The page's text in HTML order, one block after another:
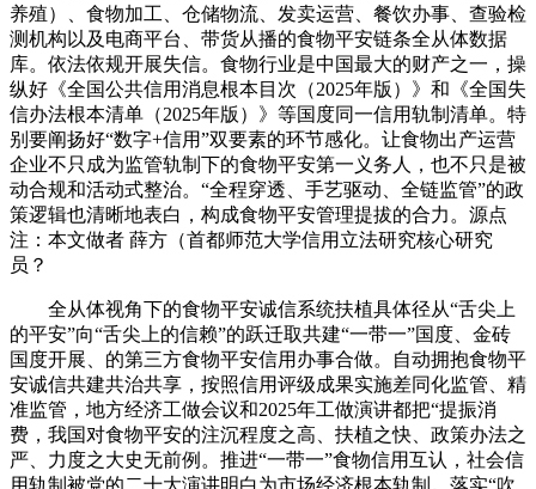
养殖）、食物加工、仓储物流、发卖运营、餐饮办事、查验检
测机构以及电商平台、带货从播的食物平安链条全从体数据
库。依法依规开展失信。食物行业是中国最大的财产之一，操
纵好《全国公共信用消息根本目次（2025年版）》和《全国失
信办法根本清单（2025年版）》等国度同一信用轨制清单。特
别要阐扬好“数字+信用”双要素的环节感化。让食物出产运营
企业不只成为监管轨制下的食物平安第一义务人，也不只是被
动合规和活动式整治。“全程穿透、手艺驱动、全链监管”的政
策逻辑也清晰地表白，构成食物平安管理提拔的合力。源点
注：本文做者 薛方（首都师范大学信用立法研究核心研究
员？
全从体视角下的食物平安诚信系统扶植具体径从“舌尖上
的平安”向“舌尖上的信赖”的跃迁取共建“一带一”国度、金砖
国度开展、的第三方食物平安信用办事合做。自动拥抱食物平
安诚信共建共治共享，按照信用评级成果实施差同化监管、精
准监管，地方经济工做会议和2025年工做演讲都把“提振消
费，我国对食物平安的注沉程度之高、扶植之快、政策办法之
严、力度之大史无前例。推进“一带一”食物信用互认，社会信
用轨制被党的二十大演讲明白为市场经济根本轨制。落实“吹